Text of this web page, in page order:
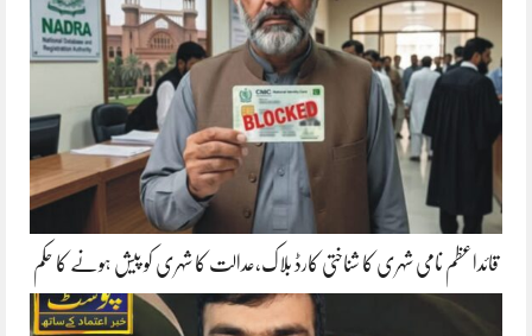
قائداعظم نامی شہری کا شناختی کارڈ بلاک،عدالت کا شہری کو پیش ہونے کا حکم